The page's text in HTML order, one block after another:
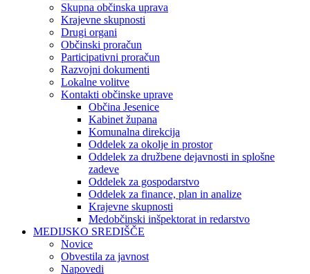
Skupna občinska uprava
Krajevne skupnosti
Drugi organi
Občinski proračun
Participativni proračun
Razvojni dokumenti
Lokalne volitve
Kontakti občinske uprave
Občina Jesenice
Kabinet župana
Komunalna direkcija
Oddelek za okolje in prostor
Oddelek za družbene dejavnosti in splošne
zadeve
Oddelek za gospodarstvo
Oddelek za finance, plan in analize
Krajevne skupnosti
Medobčinski inšpektorat in redarstvo
MEDIJSKO SREDIŠČE
Novice
Obvestila za javnost
Napovedi